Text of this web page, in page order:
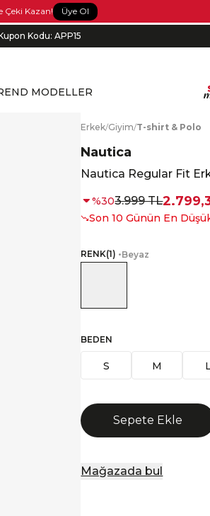
Çeki Kazan! Üye Ol
Kodu: APP15
MODELLER
Erkek/Giyim/T-shirt & Polo
Nautica
Nautica Regular Fit
%303.999 TL
Son 10 Günün En
RENK(1) •Beyaz
BEDEN
S M
Sepete Ekle
Mağazada bul